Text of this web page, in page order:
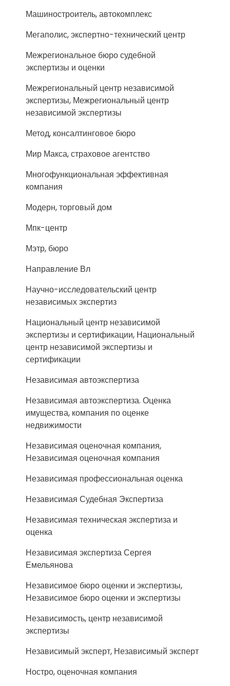
Машиностроитель, автокомплекс
Мегаполис, экспертно-технический центр
Межрегиональное бюро судебной
экспертизы и оценки
Межрегиональный центр независимой
экспертизы, Межрегиональный центр
независимой экспертизы
Метод, консалтинговое бюро
Мир Макса, страховое агентство
Многофункциональная эффективная
компания
Модерн, торговый дом
Мпк-центр
Мэтр, бюро
Направление Вл
Научно-исследовательский центр
независимых экспертиз
Национальный центр независимой
экспертизы и сертификации, Национальный
центр независимой экспертизы и
сертификации
Независимая автоэкспертиза
Независимая автоэкспертиза. Оценка
имущества, компания по оценке
недвижимости
Независимая оценочная компания,
Независимая оценочная компания
Независимая профессиональная оценка
Независимая Судебная Экспертиза
Независимая техническая экспертиза и
оценка
Независимая экспертиза Сергея
Емельянова
Независимое бюро оценки и экспертизы,
Независимое бюро оценки и экспертизы
Независимость, центр независимой
экспертизы
Независимый эксперт, Независимый эксперт
Ностро, оценочная компания